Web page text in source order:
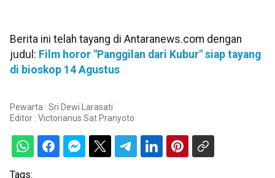
Berita ini telah tayang di Antaranews.com dengan
judul: Film horor "Panggilan dari Kubur" siap tayang
di bioskop 14 Agustus
Pewarta : Sri Dewi Larasati
Editor : Victorianus Sat Pranyoto
Tags: